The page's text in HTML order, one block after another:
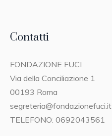
Contatti
FONDAZIONE FUCI
Via della Conciliazione 1
00193 Roma
segreteria@fondazionefuci.it
TELEFONO: 0692043561